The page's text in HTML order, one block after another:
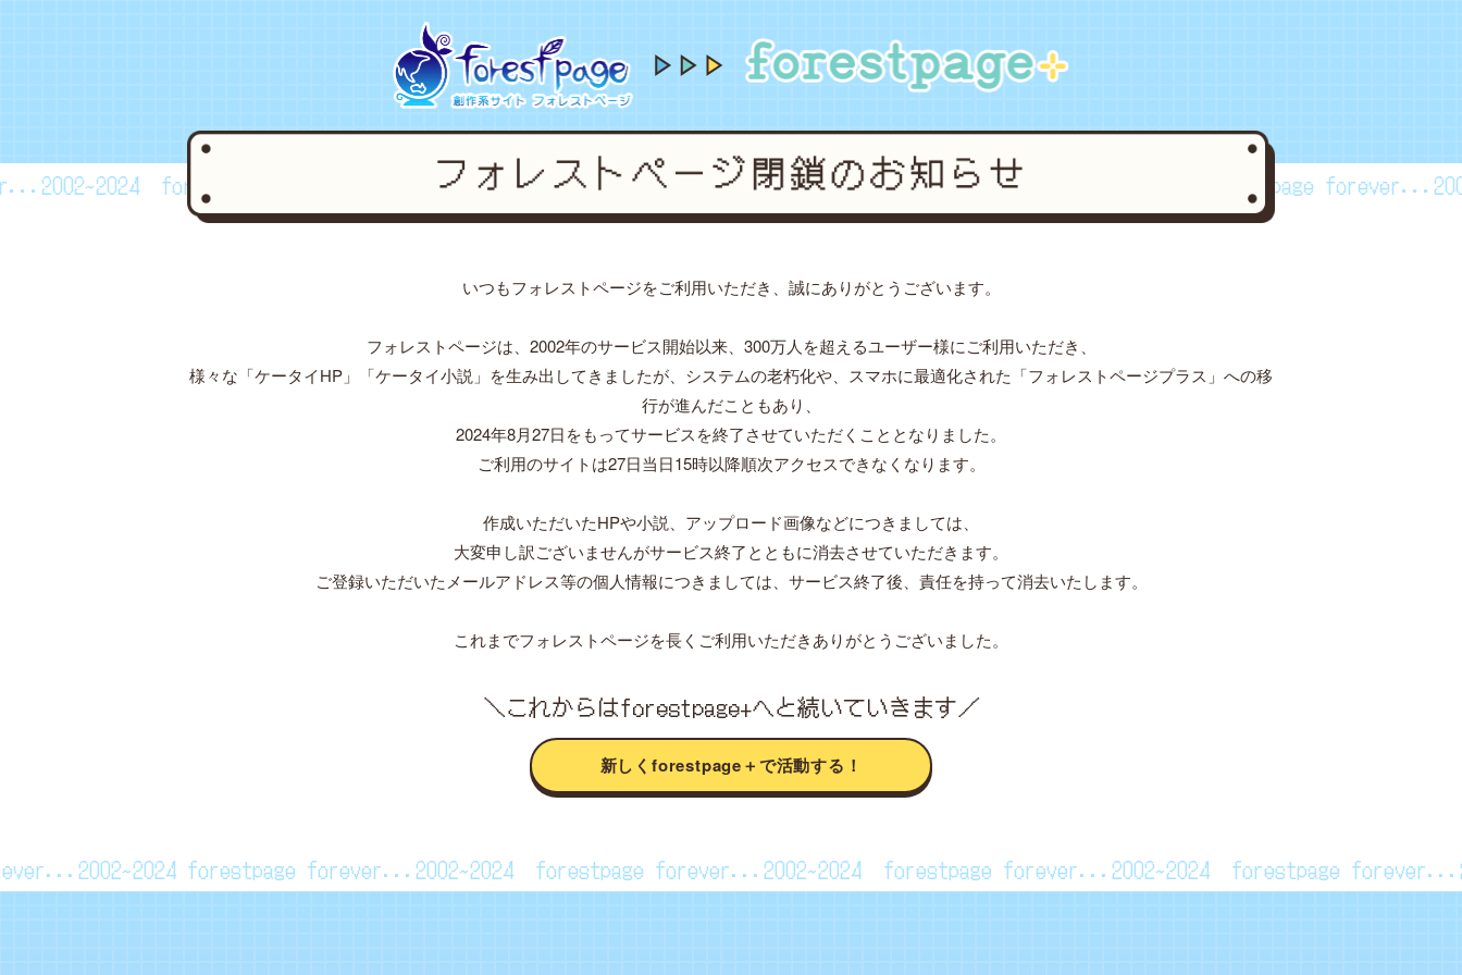
forestpage forever...2002~2024 forestpage forever...2002~2024 forestpage forever...2002~2024 forestpage
いつもフォレストページをご利用いただき、誠にありがとうございます。
フォレストページは、2002年のサービス開始以来、300万人を超えるユーザー様にご利用いただき、
様々な「ケータイHP」「ケータイ小説」を生み出してきましたが、システムの老朽化や、スマホに最適化された「フォレストページプラス」への移
行が進んだこともあり、
2024年8月27日をもってサービスを終了させていただくこととなりました。
ご利用のサイトは27日当日15時以降順次アクセスできなくなります。
作成いただいたHPや小説、アップロード画像などにつきましては、
大変申し訳ございませんがサービス終了とともに消去させていただきます。
ご登録いただいたメールアドレス等の個人情報につきましては、サービス終了後、責任を持って消去いたします。
これまでフォレストページを長くご利用いただきありがとうございました。
＼これからはforestpage+へと続いていきます／
新しくforestpage＋で活動する！
forestpage forever...2002~2024 forestpage forever...2002~2024 forestpage forever...2002~2024 forestpage